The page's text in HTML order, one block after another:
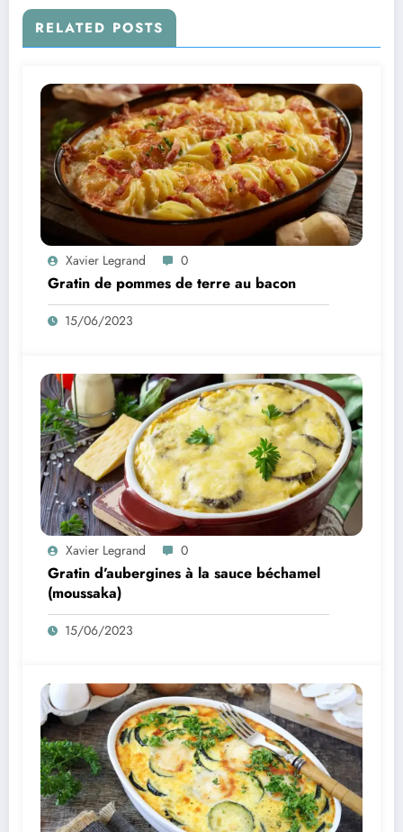
RELATED POSTS
Xavier Legrand 0
Gratin de pommes de terre au bacon
15/06/2023
Xavier Legrand 0
Gratin d’aubergines à la sauce béchamel
(moussaka)
15/06/2023